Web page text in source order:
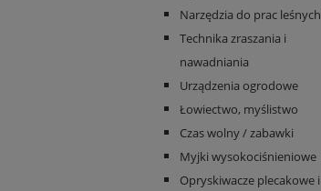
Narzędzia do prac leśnych
Technika zraszania i
nawadniania
Urządzenia ogrodowe
Łowiectwo, myślistwo
Czas wolny / zabawki
Myjki wysokociśnieniowe
Opryskiwacze plecakowe i